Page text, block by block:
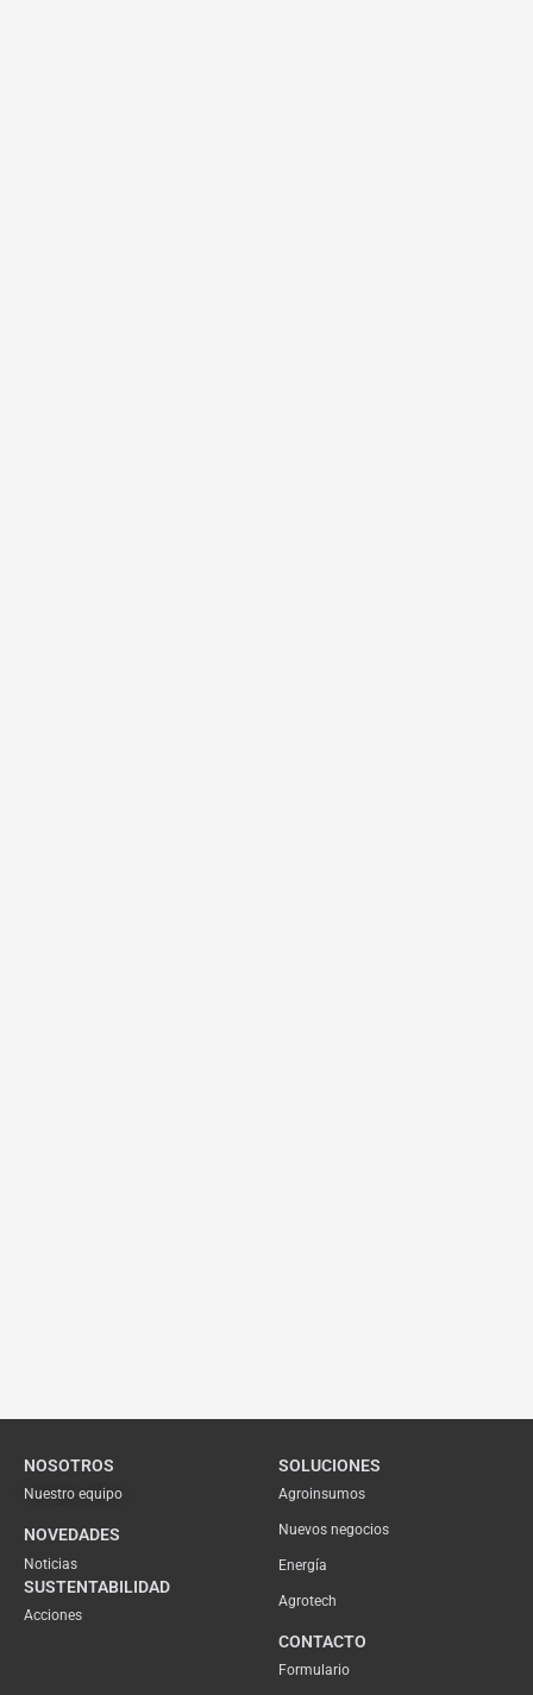
NOSOTROS
Nuestro equipo
NOVEDADES
Noticias
SUSTENTABILIDAD
Acciones
SOLUCIONES
Agroinsumos
Nuevos negocios
Energía
Agrotech
CONTACTO
Formulario